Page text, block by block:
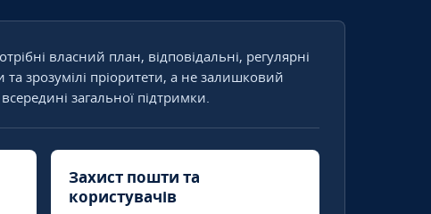
власний план, відповідальні, регулярні
та зрозумілі пріоритети, а не залишковий
загальної підтримки.
Захист пошти та
користувачів